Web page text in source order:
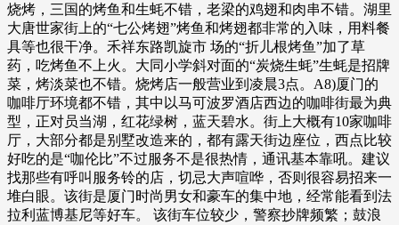
烧烤，三国的烤鱼和生蚝不错，老梁的鸡翅和肉串不错。湖里
大唐世家街上的“七公烤翅”烤鱼和烤翅都非常的入味，用料餐
具等也很干净。禾祥东路凯旋市 场的“折儿根烤鱼”加了草
药，吃烤鱼不上火。大同小学斜对面的“炭烧生蚝”生蚝是招牌
菜，烤淡菜也不错。烧烤店一般营业到凌晨3点。A8)厦门的
咖啡厅环境都不错，其中以马可波罗酒店西边的咖啡街最为典
型，正对员当湖，红花绿树，蓝天碧水。街上大概有10家咖啡
厅，大部分都是别墅改造来的，都有露天街边座位，西点比较
好吃的是“咖伦比”不过服务不是很热情，通讯基本靠吼。建议
找那些有呼叫服务铃的店，切忌大声喧哗，否则很容易招来一
堆白眼。该街是厦门时尚男女和豪车的集中地，经常能看到法
拉利蓝博基尼等好车。 该街车位较少，警察抄牌频繁；鼓浪